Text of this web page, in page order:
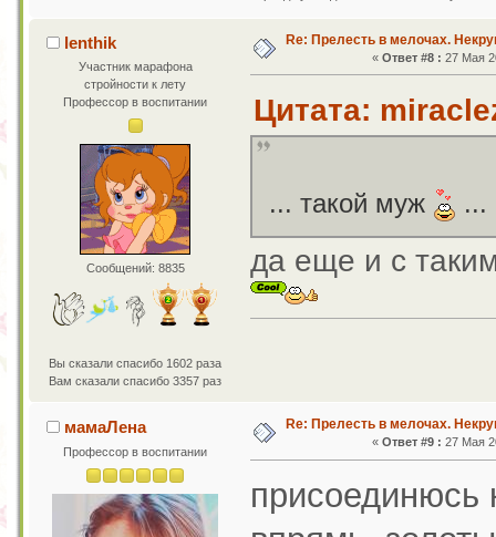
lenthik
Участник марафона
стройности к лету
Профессор в воспитании
Сообщений: 8835
Вы сказали спасибо 1602 раза
Вам сказали спасибо 3357 раз
Re: Прелесть в мелочах.
«Ответ #8 : 27 Мая
Цитата:
... такой муж ...
да еще и с
мамаЛена
Профессор в воспитании
Re: Прелесть в мелочах.
«Ответ #9 : 27 Мая
присоединюсь